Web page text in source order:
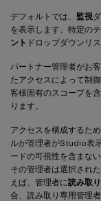
デフォルトでは、 監視
を表示します。特定の
ント ドロップダウンリ
パートナー管理者がお
たアクセスによって制
客様固有のスコープを
ります。
アクセスを構成するた
ルが管理者がStudio表
ードの可視性を含まな
その管理者は選択され
えば、管理者に読み取
合、読み取り専用管理